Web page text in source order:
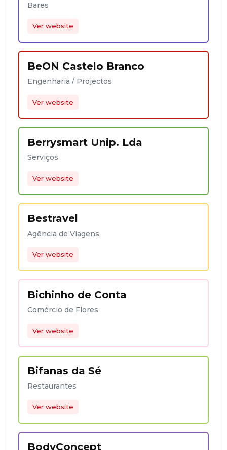
Bares
Ver website
BeON Castelo Branco
Engenharia / Projectos
Ver website
Berrysmart Unip. Lda
Serviços
Ver website
Bestravel
Agência de Viagens
Ver website
Bichinho de Conta
Comércio de Flores
Ver website
Bifanas da Sé
Restaurantes
Ver website
BodyConcept